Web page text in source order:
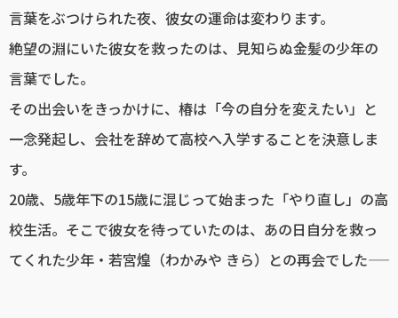
言葉をぶつけられた夜、彼女の運命は変わります。
絶望の淵にいた彼女を救ったのは、見知らぬ金髪の少年の
言葉でした。
その出会いをきっかけに、椿は「今の自分を変えたい」と
一念発起し、会社を辞めて高校へ入学することを決意しま
す。
20歳、5歳年下の15歳に混じって始まった「やり直し」の高
校生活。そこで彼女を待っていたのは、あの日自分を救っ
てくれた少年・若宮煌（わかみや きら）との再会でした――